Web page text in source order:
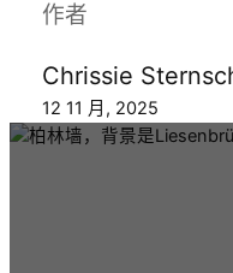
作者
Chrissie
12 11 月, 2025